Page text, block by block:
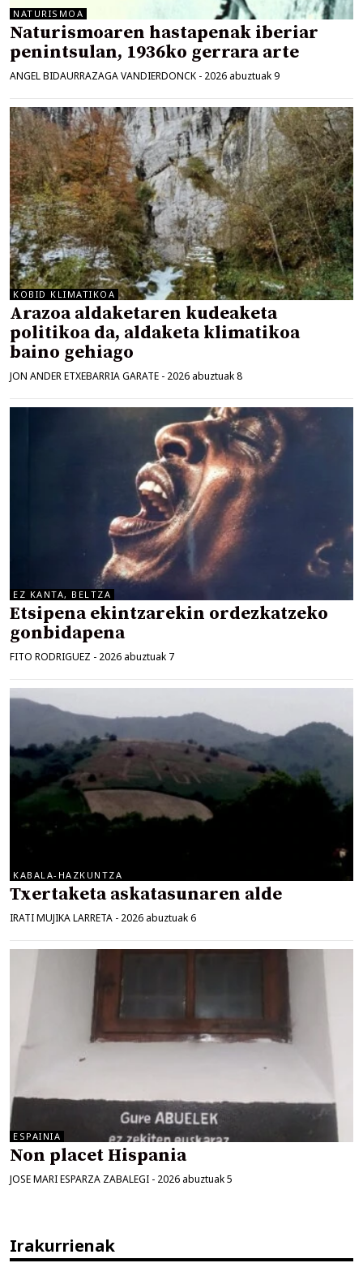
NATURISMOA
Naturismoaren hastapenak iberiar
penintsulan, 1936ko gerrara arte
ANGEL BIDAURRAZAGA VANDIERDONCK - 2026 abuztuak 9
KOBID KLIMATIKOA
Arazoa aldaketaren kudeaketa
politikoa da, aldaketa klimatikoa
baino gehiago
JON ANDER ETXEBARRIA GARATE - 2026 abuztuak 8
EZ KANTA, BELTZA
Etsipena ekintzarekin ordezkatzeko
gonbidapena
FITO RODRIGUEZ - 2026 abuztuak 7
KABALA-HAZKUNTZA
Txertaketa askatasunaren alde
IRATI MUJIKA LARRETA - 2026 abuztuak 6
ESPAINIA
Non placet Hispania
JOSE MARI ESPARZA ZABALEGI - 2026 abuztuak 5
Irakurrienak